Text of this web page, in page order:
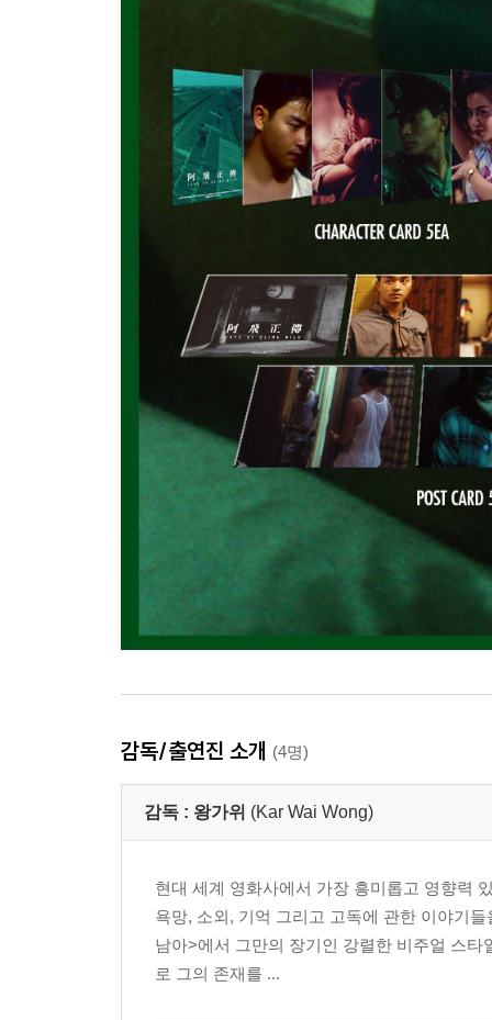
감독/출연진 소개 (4명)
감독 : 왕가위 (Kar Wai Wong)
현대 세계 영화사에서 가장 흥미롭고 영향력
욕망, 소외, 기억 그리고 고독에 관한 이야기
남아>에서 그만의 장기인 강렬한 비주얼 스타
로 그의 존재를 ...